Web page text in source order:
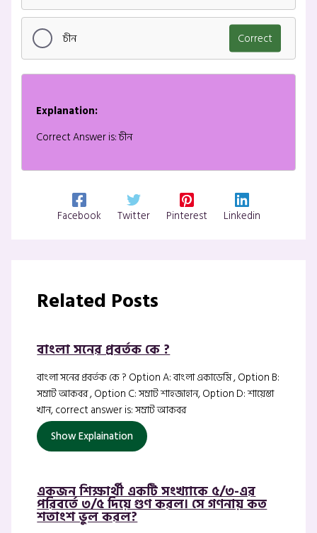
চীন Correct
Explanation:
Correct Answer is: চীন
Facebook Twitter Pinterest Linkedin
Related Posts
বাংলা সনের প্রবর্তক কে ?
বাংলা সনের প্রবর্তক কে ? Option A: বাংলা একাডেমি , Option B:
সম্রাট আকবর , Option C: সম্রাট শাহজাহান, Option D: শায়েস্তা
খান, correct answer is: সম্রাট আকবর
Show Explaination
একজন শিক্ষার্থী একটি সংখ্যাকে ৫/৩-এর
পরিবর্তে ৩/৫ দিয়ে গুণ করল। সে গণনায় কত
শতাংশ ভুল করল?